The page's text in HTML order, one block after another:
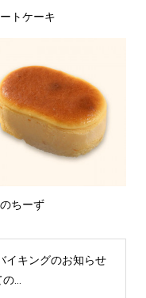
トケーキ
ちーず
イキングのお知らせ
...